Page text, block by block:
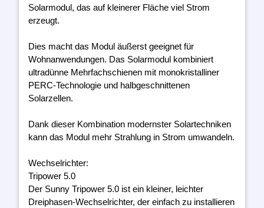
Solarmodul, das auf kleinerer Fläche viel Strom
erzeugt.
Dies macht das Modul äußerst geeignet für
Wohnanwendungen. Das Solarmodul kombiniert
ultradünne Mehrfachschienen mit monokristalliner
PERC-Technologie und halbgeschnittenen
Solarzellen.
Dank dieser Kombination modernster Solartechniken
kann das Modul mehr Strahlung in Strom umwandeln.
Wechselrichter:
Tripower 5.0
Der Sunny Tripower 5.0 ist ein kleiner, leichter
Dreiphasen-Wechselrichter, der einfach zu installieren